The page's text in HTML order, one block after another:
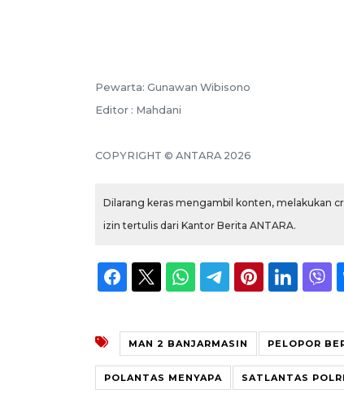
Pewarta: Gunawan Wibisono
Editor : Mahdani
COPYRIGHT © ANTARA 2026
Dilarang keras mengambil konten, melakukan
izin tertulis dari Kantor Berita ANTARA.
MAN 2 BANJARMASIN PELOPOR
POLANTAS MENYAPA SATLANTAS